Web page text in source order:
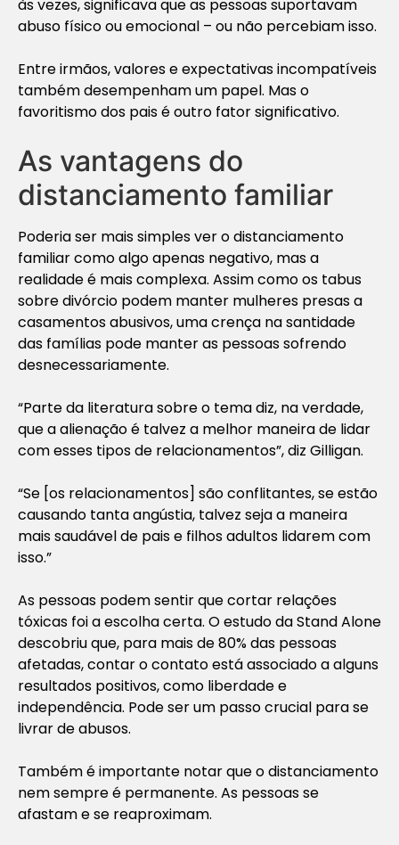
às vezes, significava que as pessoas suportavam
abuso físico ou emocional – ou não percebiam isso.
Entre irmãos, valores e expectativas incompatíveis
também desempenham um papel. Mas o
favoritismo dos pais é outro fator significativo.
As vantagens do
distanciamento familiar
Poderia ser mais simples ver o distanciamento
familiar como algo apenas negativo, mas a
realidade é mais complexa. Assim como os tabus
sobre divórcio podem manter mulheres presas a
casamentos abusivos, uma crença na santidade
das famílias pode manter as pessoas sofrendo
desnecessariamente.
“Parte da literatura sobre o tema diz, na verdade,
que a alienação é talvez a melhor maneira de lidar
com esses tipos de relacionamentos”, diz Gilligan.
“Se [os relacionamentos] são conflitantes, se estão
causando tanta angústia, talvez seja a maneira
mais saudável de pais e filhos adultos lidarem com
isso.”
As pessoas podem sentir que cortar relações
tóxicas foi a escolha certa. O estudo da Stand Alone
descobriu que, para mais de 80% das pessoas
afetadas, contar o contato está associado a alguns
resultados positivos, como liberdade e
independência. Pode ser um passo crucial para se
livrar de abusos.
Também é importante notar que o distanciamento
nem sempre é permanente. As pessoas se
afastam e se reaproximam.